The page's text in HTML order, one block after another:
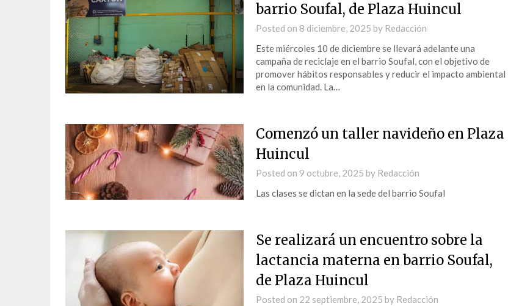
barrio Soufal, de Plaza Huincul
Posted on 8 diciembre, 2025 by Redacción
Este miércoles 10 de diciembre se llevará adelante una
campaña de reciclaje en el barrio Soufal, con el objetivo de
promover hábitos responsables y reducir el impacto ambiental
en la comunidad. La…
Comenzó un taller navideño en Plaza
Huincul
Posted on 9 octubre, 2025 by Redacción
Las clases se dictan en la sede del barrio Soufal
Se realizará un encuentro sobre la
lactancia materna en barrio Soufal,
de Plaza Huincul
Posted on 22 septiembre, 2025 by Redacción